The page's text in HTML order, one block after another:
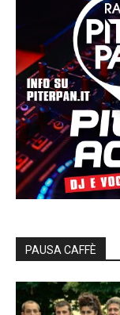
PAUSA CAFFÈ